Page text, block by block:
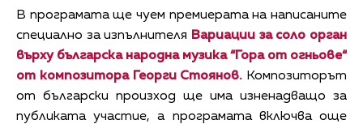
В програмата ще чуем премиерата на написаните
специално за изпълнителя Вариации за соло орган
върху българска народна музика “Гора от огньове“
от композитора Георги Стоянов. Композиторът
от български произход ще има изненадващо за
публиката участие, а програмата включва още